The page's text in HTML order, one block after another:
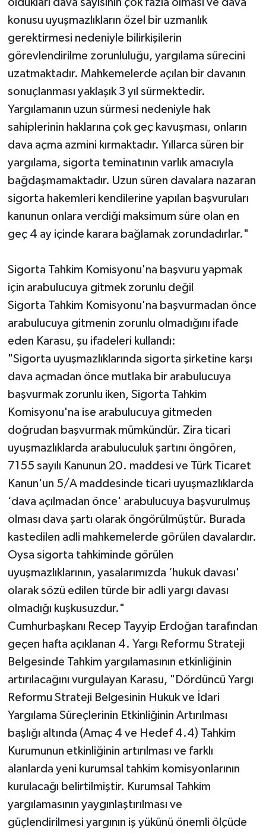
konusu uyuşmazlıkların özel bir uzmanlık
gerektirmesi nedeniyle bilirkişilerin
görevlendirilme zorunluluğu, yargılama sürecini
uzatmaktadır. Mahkemelerde açılan bir davanın
sonuçlanması yaklaşık 3 yıl sürmektedir.
Yargılamanın uzun sürmesi nedeniyle hak
sahiplerinin haklarına çok geç kavuşması, onların
dava açma azmini kırmaktadır. Yıllarca süren bir
yargılama, sigorta teminatının varlık amacıyla
bağdaşmamaktadır. Uzun süren davalara nazaran
sigorta hakemleri kendilerine yapılan başvuruları
kanunun onlara verdiği maksimum süre olan en
geç 4 ay içinde karara bağlamak zorundadırlar."
Sigorta Tahkim Komisyonu'na başvuru yapmak
için arabulucuya gitmek zorunlu değil
Sigorta Tahkim Komisyonu'na başvurmadan önce
arabulucuya gitmenin zorunlu olmadığını ifade
eden Karasu, şu ifadeleri kullandı:
"Sigorta uyuşmazlıklarında sigorta şirketine karşı
dava açmadan önce mutlaka bir arabulucuya
başvurmak zorunlu iken, Sigorta Tahkim
Komisyonu'na ise arabulucuya gitmeden
doğrudan başvurmak mümkündür. Zira ticari
uyuşmazlıklarda arabuluculuk şartını öngören,
7155 sayılı Kanunun 20. maddesi ve Türk Ticaret
Kanun'un 5/A maddesinde ticari uyuşmazlıklarda
‘dava açılmadan önce' arabulucuya başvurulmuş
olması dava şartı olarak öngörülmüştür. Burada
kastedilen adli mahkemelerde görülen davalardır.
Oysa sigorta tahkiminde görülen
uyuşmazlıklarının, yasalarımızda ‘hukuk davası'
olarak sözü edilen türde bir adli yargı davası
olmadığı kuşkusuzdur."
Cumhurbaşkanı Recep Tayyip Erdoğan tarafından
geçen hafta açıklanan 4. Yargı Reformu Strateji
Belgesinde Tahkim yargılamasının etkinliğinin
artırılacağını vurgulayan Karasu, "Dördüncü Yargı
Reformu Strateji Belgesinin Hukuk ve İdari
Yargılama Süreçlerinin Etkinliğinin Artırılması
başlığı altında (Amaç 4 ve Hedef 4.4) Tahkim
Kurumunun etkinliğinin artırılması ve farklı
alanlarda yeni kurumsal tahkim komisyonlarının
kurulacağı belirtilmiştir. Kurumsal Tahkim
yargılamasının yaygınlaştırılması ve
güçlendirilmesi yargının iş yükünü önemli ölçüde